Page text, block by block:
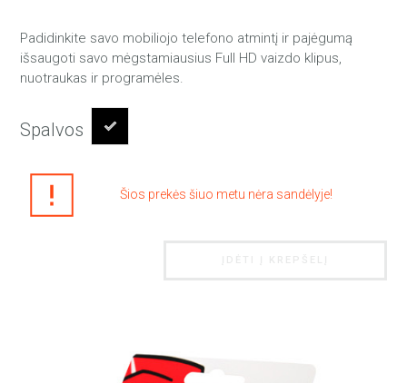
Padidinkite savo mobiliojo telefono atmintį ir pajėgumą
išsaugoti savo mėgstamiausius Full HD vaizdo klipus,
nuotraukas ir programėles.
Spalvos
Šios prekės šiuo metu nėra sandėlyje!